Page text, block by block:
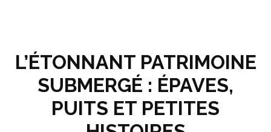
L’ÉTONNANT PATRIMOINE
SUBMERGÉ : ÉPAVES,
PUITS ET PETITES